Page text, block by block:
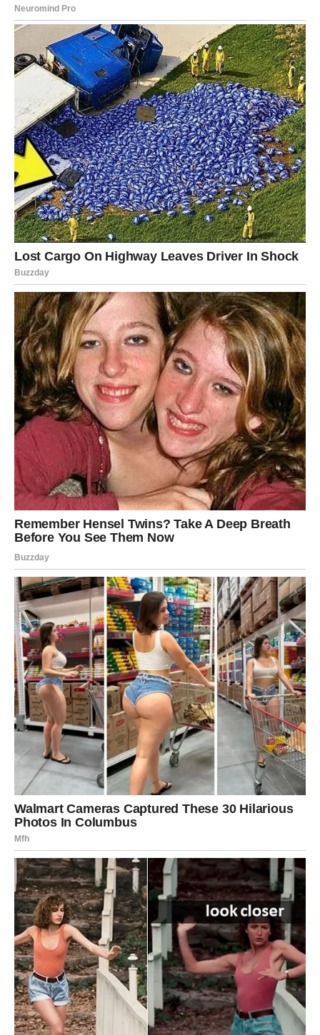
Ana je imala duboke dileme vezane za svoj brak i porodicu, a
Paul je bio svestan kompleksnosti situacije, posebno zbog
svoje dece. Njihova ljubavna priča nije bila jednostavna; nosila
je teret prošlih izbora, ali oboje su verovali u ono što su izgradili
zajedno.
Prekretnice i Odluke
Jedne noći, kada su se prvi put probudili zajedno, shvatili su
da su doneli odluku koja će promeniti njihove živote zauvek.
Njihova veza postala je stvarna, a oboje su shvatili da više ne
mogu ignorisati svoja osećanja. Iako je to značilo ostaviti svoje
prethodne živote iza sebe, odlučili su da krenu napred. Ana je,
suočavajući se s osećajem krivice, odlučila da započne novi
život, iako je znala da će to značiti gubitak veze s nekim ko je
nekada bio važan deo njenog života.
Paul je bio otvoren prema svojoj supruzi o svojim osećanjima,
priznajući da se zaljubio u Anu i da želi razvod. Njegova
iskrenost izazvala je brojne emotivne turbulencije, ali se nije
povukao. Ubrzo je spakovao svoje stvari i preselio se kod
Ane, suočavajući se sa svim izazovima koji su dolazili s tom
odlukom. Bilo je to teže nego što su oboje mogli zamisliti;
razvod, razdvojenost od dece i adaptacija na novi život
predstavljali su velika iskušenja za oboje.
Izgradnja Novog Života
Nakon preseljenja, započeli su proces obnovljanja Paulove
stare kuće, pokušavajući da stvore prostor koji će postati
njihov dom. Učili su se međusobno, istražujući šta im prija,
kako da provode vreme zajedno, i kako da se nose s
izazovima koje donosi zajednički život. Njihova ljubav jačala je
kroz svaku prepreku, dok su se svakodnevno suočavali sa
stvarima koje su ponekad izgledale neizvedivo.
Nakon godinu dana, njihova odluka da se venčaju bila je
rezultat dubokog razumevanja i ljubavi koju su izgradili. Njihov
brak nije bio samo simbol njihove ljubavi, već i potvrda njihove
sposobnosti da prevaziđu sve poteškoće koje su ih pratile.
Danas, četiri godine kasnije, njihova veza je jača nego ikada, s
novim izazovima i radosnim trenucima koji čine svaki dan
posebnim.
Porodične Dinamike i Prihvatanje
Paulova deca su postupno prihvatila Anu, dok su njeni roditelji
postali svesni promene u njenom životu i počeli su da ih
doživljavaju kao porodicu. Međutim, izazov ostaje s Paulovim
roditeljima, koji nikako ne mogu da prihvate Anu, videći je kao
osobu koja je dovela do raspada njihove porodice. Ova
dinamika često stvara tenzije, ali oboje su odlučni da se
fokusiraju na svoju sreću i ljubav, ne dozvoljavajući da prošlost
obeleži njihov sadašnji život.
Zaključak: Ljubav i Odgovornost